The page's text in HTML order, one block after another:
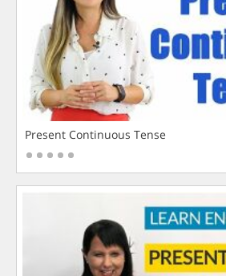
Present Continuous Tense